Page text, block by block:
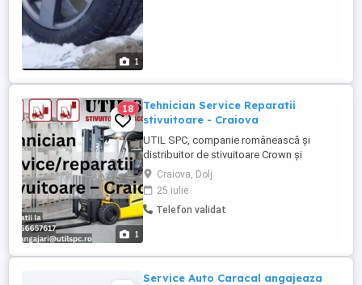
1
1
18
Tehnician Service Reparatii
stivuitoare - Craiova
UTIL SPC, companie românească și
distribuitor de stivuitoare Crown și
Hyundai în România, își extinde echipa și
caută noi colegi! Căutăm Tehnicieni
Service Mecanic pentru întreținerea și
repararea stivuitoarelor și a
Râmnicu ...
Craiova, Dolj
25 iulie
Telefon validat
Service Auto Caracal angajeaza